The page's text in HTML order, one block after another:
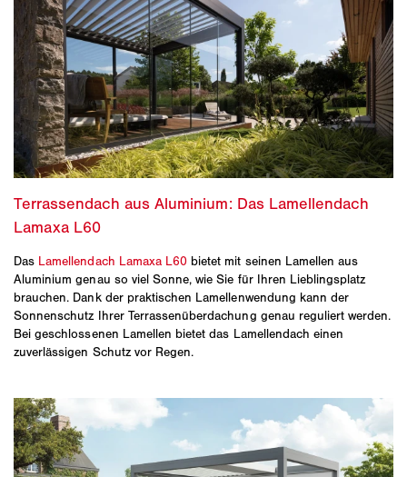
Das Lamellendach Lamaxa L60 bietet mit seinen Lamellen aus
Aluminium genau so viel Sonne, wie Sie für Ihren Lieblingsplatz
brauchen. Dank der praktischen Lamellenwendung kann der
Sonnenschutz Ihrer Terrassenüberdachung genau reguliert werden.
Bei geschlossenen Lamellen bietet das Lamellendach einen
zuverlässigen Schutz vor Regen.